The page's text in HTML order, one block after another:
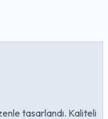
tasarlandı. Kaliteli